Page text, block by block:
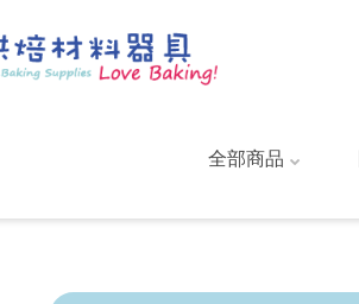
全部商品